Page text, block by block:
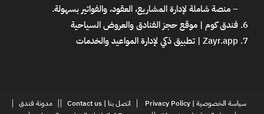
– منصة شاملة لإدارة المشاريع، العقود، والفواتير بسهولة.
فندق كوم | موقع حجز الفنادق والعروض السياحية
Zayr.app | تطبيق ذكي لإدارة المواعيد والخدمات
سياسة الخصوصية | Privacy Policy اتصل بنا | Contact us
مدونة فندق